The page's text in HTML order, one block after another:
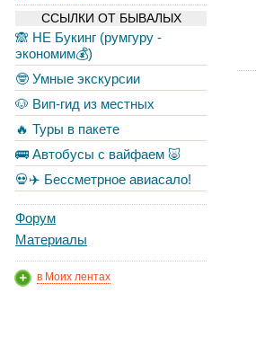
ССЫЛКИ ОТ БЫВАЛЫХ
🙈 НЕ Букинг (румгуру -
экономим💰)
🤓 Умные экскурсии
🐶 Вип-гид из местных
🔥 Туры в пакете
🚌 Автобусы с вайфаем 🐷
💀✈️ Бессметрное авиасало!
Форум
Материалы
в Моих лентах